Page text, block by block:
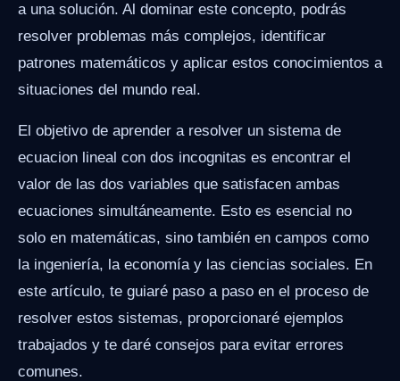
a una solución. Al dominar este concepto, podrás
resolver problemas más complejos, identificar
patrones matemáticos y aplicar estos conocimientos a
situaciones del mundo real.
El objetivo de aprender a resolver un sistema de
ecuacion lineal con dos incognitas es encontrar el
valor de las dos variables que satisfacen ambas
ecuaciones simultáneamente. Esto es esencial no
solo en matemáticas, sino también en campos como
la ingeniería, la economía y las ciencias sociales. En
este artículo, te guiaré paso a paso en el proceso de
resolver estos sistemas, proporcionaré ejemplos
trabajados y te daré consejos para evitar errores
comunes.